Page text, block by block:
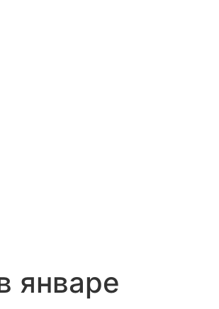
январе